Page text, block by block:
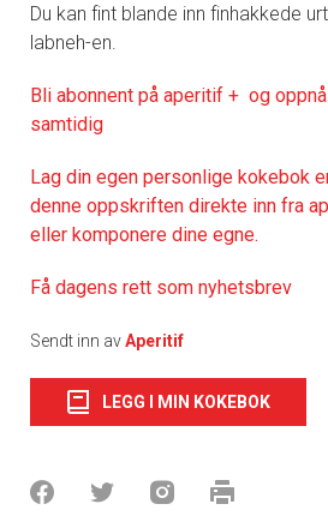
Du kan fint blande inn finhakkede
labneh-en.
Bli abonnent på aperitif + og
samtidig
Lag din egen personlige kokebok
denne oppskriften direkte inn fra
eller komponere dine egne.
Få dagens rett som nyhetsbrev
Sendt inn avAperitif
LEGG I MIN KOKEBOK